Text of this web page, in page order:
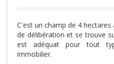
C'est un champ de 4
de délibération et se trouve
est adéquat pour tout
immobilier.